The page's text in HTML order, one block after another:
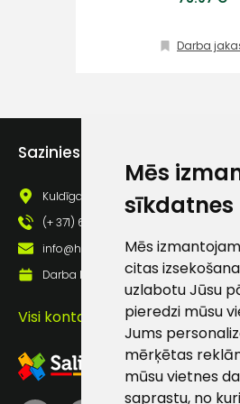
Mēs
sīkdatnes
Mēs
citas
uzlabotu Jūsu
pieredzi mūsu
Jums
mērķētas
mūsu vietnes
saprastu, no
Darba
Sazinies ar mums
Kuldīgas iela 69a, Saldus, Saldus
(+ 371) 63 881 186
info@hards.lv
Darba laiks: Darbadienās: 8:00 -
Visi kontakti